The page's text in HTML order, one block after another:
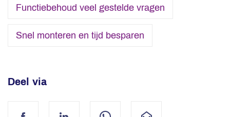
Functiebehoud veel gestelde vragen
Snel monteren en tijd besparen
Deel via